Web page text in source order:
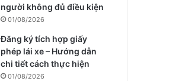
người không đủ điều kiện
01/08/2026
Đăng ký tích hợp giấy
phép lái xe – Hướng dẫn
chi tiết cách thực hiện
01/08/2026